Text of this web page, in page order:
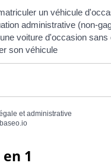
un véhicule
administrative (non-
voiture d'occasion sans
son véhicule
et administrative
baseo.io
1